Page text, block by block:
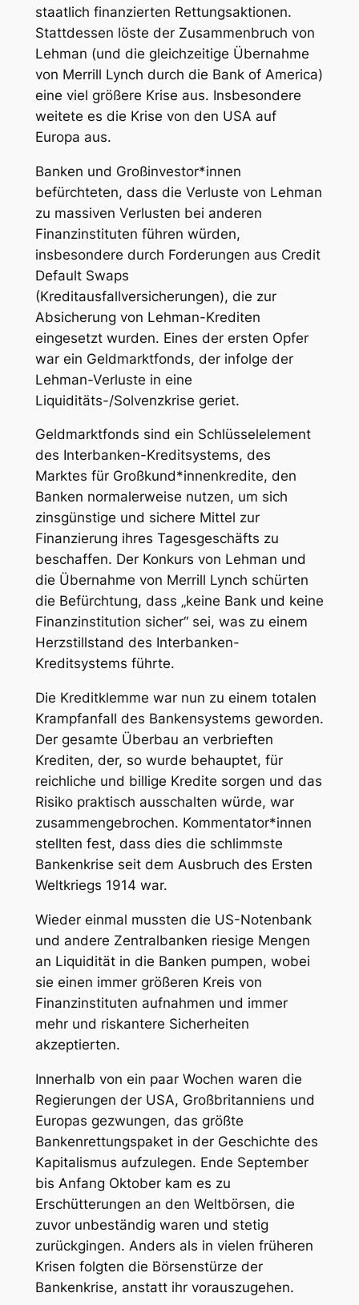
staatlich finanzierten Rettungsaktionen.
Stattdessen löste der Zusammenbruch von
Lehman (und die gleichzeitige Übernahme
von Merrill Lynch durch die Bank of America)
eine viel größere Krise aus. Insbesondere
weitete es die Krise von den USA auf
Europa aus.
Banken und Großinvestor*innen
befürchteten, dass die Verluste von Lehman
zu massiven Verlusten bei anderen
Finanzinstituten führen würden,
insbesondere durch Forderungen aus Credit
Default Swaps
(Kreditausfallversicherungen), die zur
Absicherung von Lehman-Krediten
eingesetzt wurden. Eines der ersten Opfer
war ein Geldmarktfonds, der infolge der
Lehman-Verluste in eine
Liquiditäts-/Solvenzkrise geriet.
Geldmarktfonds sind ein Schlüsselelement
des Interbanken-Kreditsystems, des
Marktes für Großkund*innenkredite, den
Banken normalerweise nutzen, um sich
zinsgünstige und sichere Mittel zur
Finanzierung ihres Tagesgeschäfts zu
beschaffen. Der Konkurs von Lehman und
die Übernahme von Merrill Lynch schürten
die Befürchtung, dass „keine Bank und keine
Finanzinstitution sicher“ sei, was zu einem
Herzstillstand des Interbanken-
Kreditsystems führte.
Die Kreditklemme war nun zu einem totalen
Krampfanfall des Bankensystems geworden.
Der gesamte Überbau an verbrieften
Krediten, der, so wurde behauptet, für
reichliche und billige Kredite sorgen und das
Risiko praktisch ausschalten würde, war
zusammengebrochen. Kommentator*innen
stellten fest, dass dies die schlimmste
Bankenkrise seit dem Ausbruch des Ersten
Weltkriegs 1914 war.
Wieder einmal mussten die US-Notenbank
und andere Zentralbanken riesige Mengen
an Liquidität in die Banken pumpen, wobei
sie einen immer größeren Kreis von
Finanzinstituten aufnahmen und immer
mehr und riskantere Sicherheiten
akzeptierten.
Innerhalb von ein paar Wochen waren die
Regierungen der USA, Großbritanniens und
Europas gezwungen, das größte
Bankenrettungspaket in der Geschichte des
Kapitalismus aufzulegen. Ende September
bis Anfang Oktober kam es zu
Erschütterungen an den Weltbörsen, die
zuvor unbeständig waren und stetig
zurückgingen. Anders als in vielen früheren
Krisen folgten die Börsenstürze der
Bankenkrise, anstatt ihr vorauszugehen.